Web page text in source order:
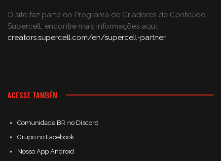
O site faz parte do Programa de Criadores de Conteúdo
Supercell; encontre mais informações aqui:
creators.supercell.com/en/supercell-partner.
ACESSE TAMBÉM
Comunidade BR no Discord
Grupo no Facebook
Nosso App Android